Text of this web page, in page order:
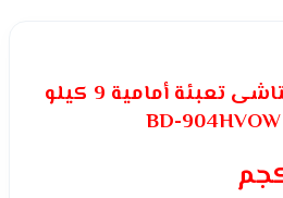
غسالة ملابس هيتاشى تعبئة أمامية 9 كيلو